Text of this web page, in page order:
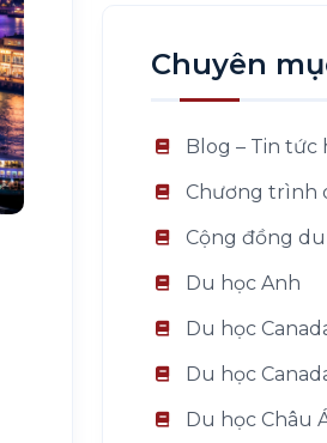
Chuyên
Blog – Tin tức
Chương trình
Cộng đồng
Du học Anh
Du học
Du học
Du học Châu